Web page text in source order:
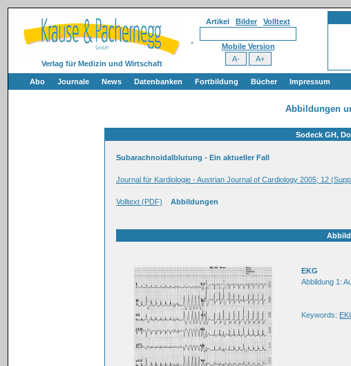
Verlag für Medizin und Wirtschaft
Artikel Bilder Volltext
Mobile Version
Abo Journale News Datenbanken Fortbildung Bücher Impressum
Abbildungen
Sodeck GH,
Subarachnoidalblutung - Ein aktueller Fall
Journal für Kardiologie - Austrian Journal of Cardiology 2005; 12
Volltext (PDF) Abbildungen
EKG
Abbildung 1:
Keywords: